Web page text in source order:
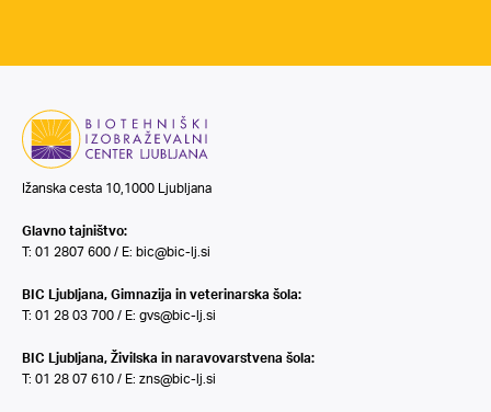
Ižanska cesta 10,1000 Ljubljana
Glavno tajništvo:
T: 01 2807 600 / E: bic@bic-lj.si
BIC Ljubljana, Gimnazija in veterinarska šola:
T: 01 28 03 700 / E: gvs@bic-lj.si
BIC Ljubljana, Živilska in naravovarstvena šola:
T: 01 28 07 610 / E: zns@bic-lj.si